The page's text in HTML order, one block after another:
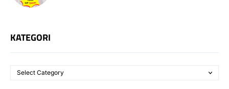
KATEGORI